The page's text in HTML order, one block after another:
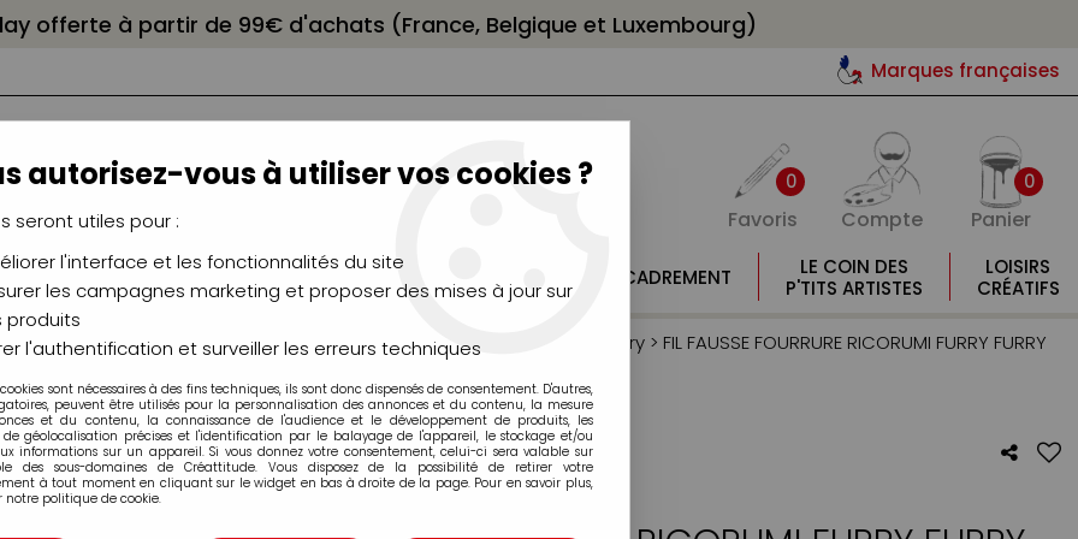
offerte à partir de 99€ d'achats (France, Belgique et Luxembourg)
Marques françaises
0
Favoris Compte
0
Panier
CHÂSSIS
CHEVALETS
AÉROGRAPHIE
MODÉLISME
MOULAGE
ENCADREMENT
LE COIN DES
P'TITS ARTISTES
LOISIRS
CRÉATIFS
Laine et Coton>Pelotes Ricorumi >Fil fausse fourrure Ricorumi Furry Furry > FIL FAUSSE FOURRURE RICORUMI FURRY FURRY
autorisez-vous à utiliser vos cookies ?
seront utiles pour :
l'interface et les fonctionnalités du site
les campagnes marketing et proposer des mises à jour sur
produits
l'authentification et surveiller les erreurs techniques
sont nécessaires à des fins techniques, ils sont donc dispensés de consentement. D'autres,
peuvent être utilisés pour la personnalisation des annonces et du contenu, la mesure
et du contenu, la connaissance de l'audience et le développement de produits, les
de géolocalisation précises et l'identification par le balayage de l'appareil, le stockage et/ou
informations sur un appareil. Si vous donnez votre consentement, celui-ci sera valable sur
des sous-domaines de Créattitude. Vous disposez de la possibilité de retirer votre
à tout moment en cliquant sur le widget en bas à droite de la page. Pour en savoir plus,
notre politique de cookie.